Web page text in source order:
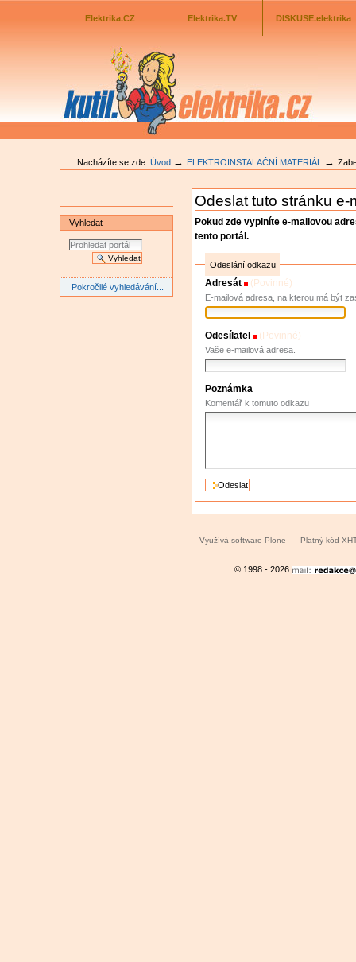
Odkazník
Elektrika.CZ
Elektrika.TV DISKUSE.elektrika
Nacházíte se zde: Úvod → ELEKTROINSTALAČNÍ MATERIÁL →
Vyhledat
Pokročilé vyhledávání...
Odeslat tuto stránku e-
Pokud zde vyplníte e-mailovou
tento portál.
Odeslání odkazu
Adresát (Povinné)
E-mailová adresa, na kterou má být
Odesílatel (Povinné)
Vaše e-mailová adresa.
Poznámka
Komentář k tomuto odkazu
Využívá software Plone Platný kód
© 1998 - 2026